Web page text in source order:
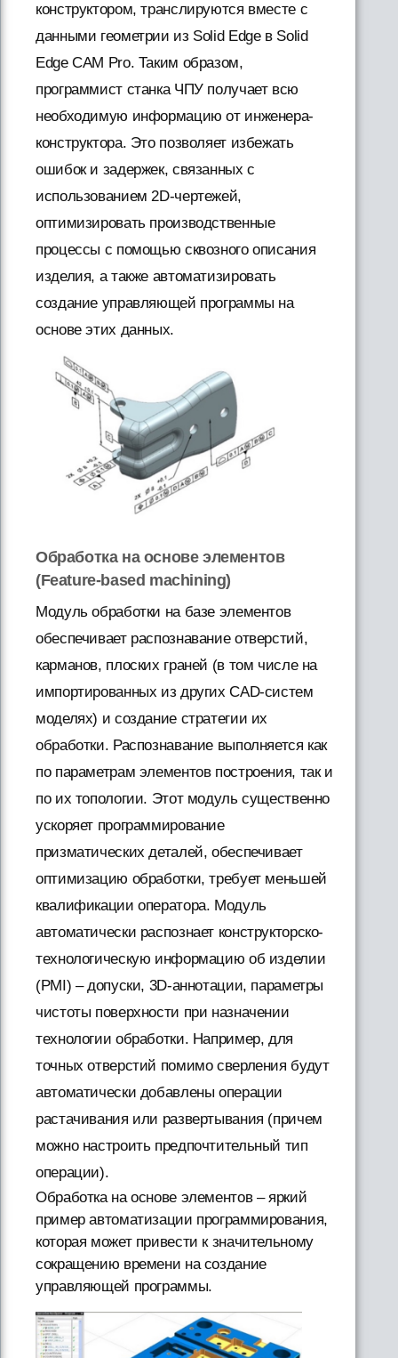
конструктором, транслируются вместе с
данными геометрии из Solid Edge в Solid
Edge CAM Pro. Таким образом,
программист станка ЧПУ получает всю
необходимую информацию от инженера-
конструктора. Это позволяет избежать
ошибок и задержек, связанных с
использованием 2D-чертежей,
оптимизировать производственные
процессы с помощью сквозного описания
изделия, а также автоматизировать
создание управляющей программы на
основе этих данных.
Обработка на основе элементов
(Feature-based machining)
Модуль обработки на базе элементов
обеспечивает распознавание отверстий,
карманов, плоских граней (в том числе на
импортированных из других CAD-систем
моделях) и создание стратегии их
обработки. Распознавание выполняется как
по параметрам элементов построения, так и
по их топологии. Этот модуль существенно
ускоряет программирование
призматических деталей, обеспечивает
оптимизацию обработки, требует меньшей
квалификации оператора. Модуль
автоматически распознает конструкторско-
технологическую информацию об изделии
(PMI) – допуски, 3D-аннотации, параметры
чистоты поверхности при назначении
технологии обработки. Например, для
точных отверстий помимо сверления будут
автоматически добавлены операции
растачивания или развертывания (причем
можно настроить предпочтительный тип
операции).
Обработка на основе элементов – яркий
пример автоматизации программирования,
которая может привести к значительному
сокращению времени на создание
управляющей программы.